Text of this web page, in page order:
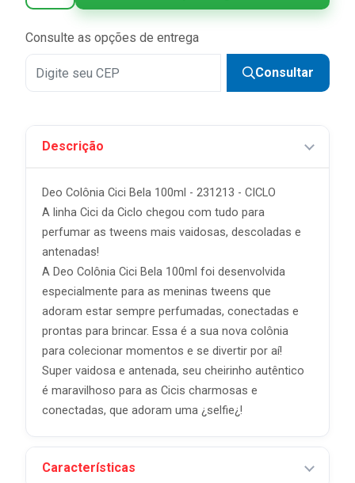
Consulte as opções de entrega
Consultar
Descrição
Deo Colônia Cici Bela 100ml - 231213 - CICLO
A linha Cici da Ciclo chegou com tudo para
perfumar as tweens mais vaidosas, descoladas e
antenadas!
A Deo Colônia Cici Bela 100ml foi desenvolvida
especialmente para as meninas tweens que
adoram estar sempre perfumadas, conectadas e
prontas para brincar. Essa é a sua nova colônia
para colecionar momentos e se divertir por aí!
Super vaidosa e antenada, seu cheirinho autêntico
é maravilhoso para as Cicis charmosas e
conectadas, que adoram uma ¿selfie¿!
Características